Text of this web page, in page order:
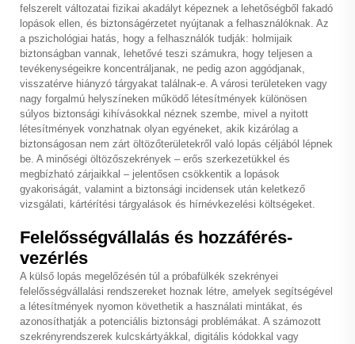
felszerelt változatai fizikai akadályt képeznek a lehetőségből fakadó
lopások ellen, és biztonságérzetet nyújtanak a felhasználóknak. Az
a pszichológiai hatás, hogy a felhasználók tudják: holmijaik
biztonságban vannak, lehetővé teszi számukra, hogy teljesen a
tevékenységeikre koncentráljanak, ne pedig azon aggódjanak,
visszatérve hiányzó tárgyakat találnak-e. A városi területeken vagy
nagy forgalmú helyszíneken működő létesítmények különösen
súlyos biztonsági kihívásokkal néznek szembe, mivel a nyitott
létesítmények vonzhatnak olyan egyéneket, akik kizárólag a
biztonságosan nem zárt öltözőterületekről való lopás céljából lépnek
be. A minőségi öltözőszekrények – erős szerkezetükkel és
megbízható zárjaikkal – jelentősen csökkentik a lopások
gyakoriságát, valamint a biztonsági incidensek után keletkező
vizsgálati, kártérítési tárgyalások és hírnévkezelési költségeket.
Felelősségvállalás és hozzáférés-
vezérlés
A külső lopás megelőzésén túl a próbafülkék szekrényei
felelősségvállalási rendszereket hoznak létre, amelyek segítségével
a létesítmények nyomon követhetik a használati mintákat, és
azonosíthatják a potenciális biztonsági problémákat. A számozott
szekrényrendszerek kulcskártyákkal, digitális kódokkal vagy